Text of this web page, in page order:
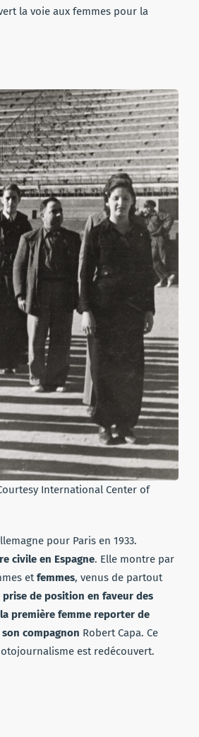
la voie aux femmes pour la
International Center of
pour Paris en 1933.
civile en Espagne. Elle montre par
et femmes, venus de partout
prise de position en faveur des
la première femme reporter de
compagnon Robert Capa. Ce
est redécouvert.